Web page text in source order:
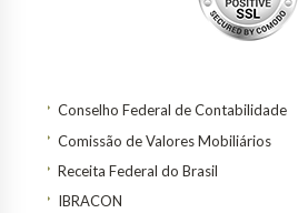
Conselho Federal de Contabilidade
Comissão de Valores Mobiliários
Receita Federal do Brasil
IBRACON